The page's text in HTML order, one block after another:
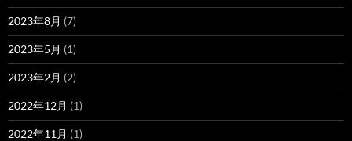
2023年8月 (7)
2023年5月 (1)
2023年2月 (2)
2022年12月 (1)
2022年11月 (1)